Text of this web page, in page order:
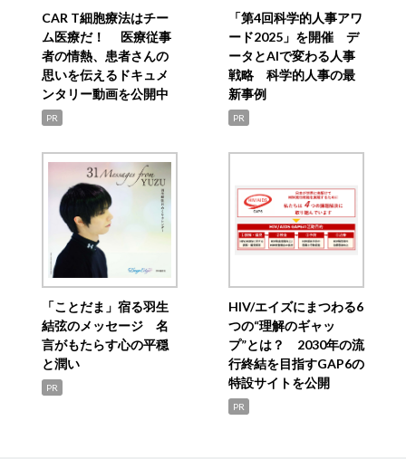
CAR T細胞療法はチー
ム医療だ！ 医療従事
者の情熱、患者さんの
思いを伝えるドキュメ
ンタリー動画を公開中
PR
「第4回科学的人事アワ
ード2025」を開催 デ
ータとAIで変わる人事
戦略 科学的人事の最
新事例
PR
「ことだま」宿る羽生
結弦のメッセージ 名
言がもたらす心の平穏
と潤い
PR
HIV/エイズにまつわる6
つの“理解のギャッ
プ”とは？ 2030年の流
行終結を目指すGAP6の
特設サイトを公開
PR